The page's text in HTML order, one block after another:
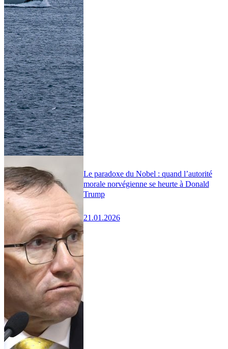
Le paradoxe du Nobel : quand l’autorité
morale norvégienne se heurte à Donald
Trump
21.01.2026